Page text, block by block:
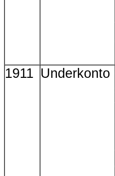
1911 Underkonto